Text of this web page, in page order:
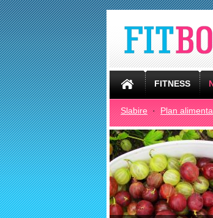
FITNESS
Slabire · Plan